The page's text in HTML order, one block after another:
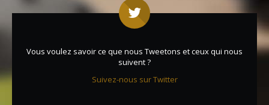
Vous voulez savoir ce que nous Tweetons et ceux qui nous
suivent ?
Suivez-nous sur Twitter